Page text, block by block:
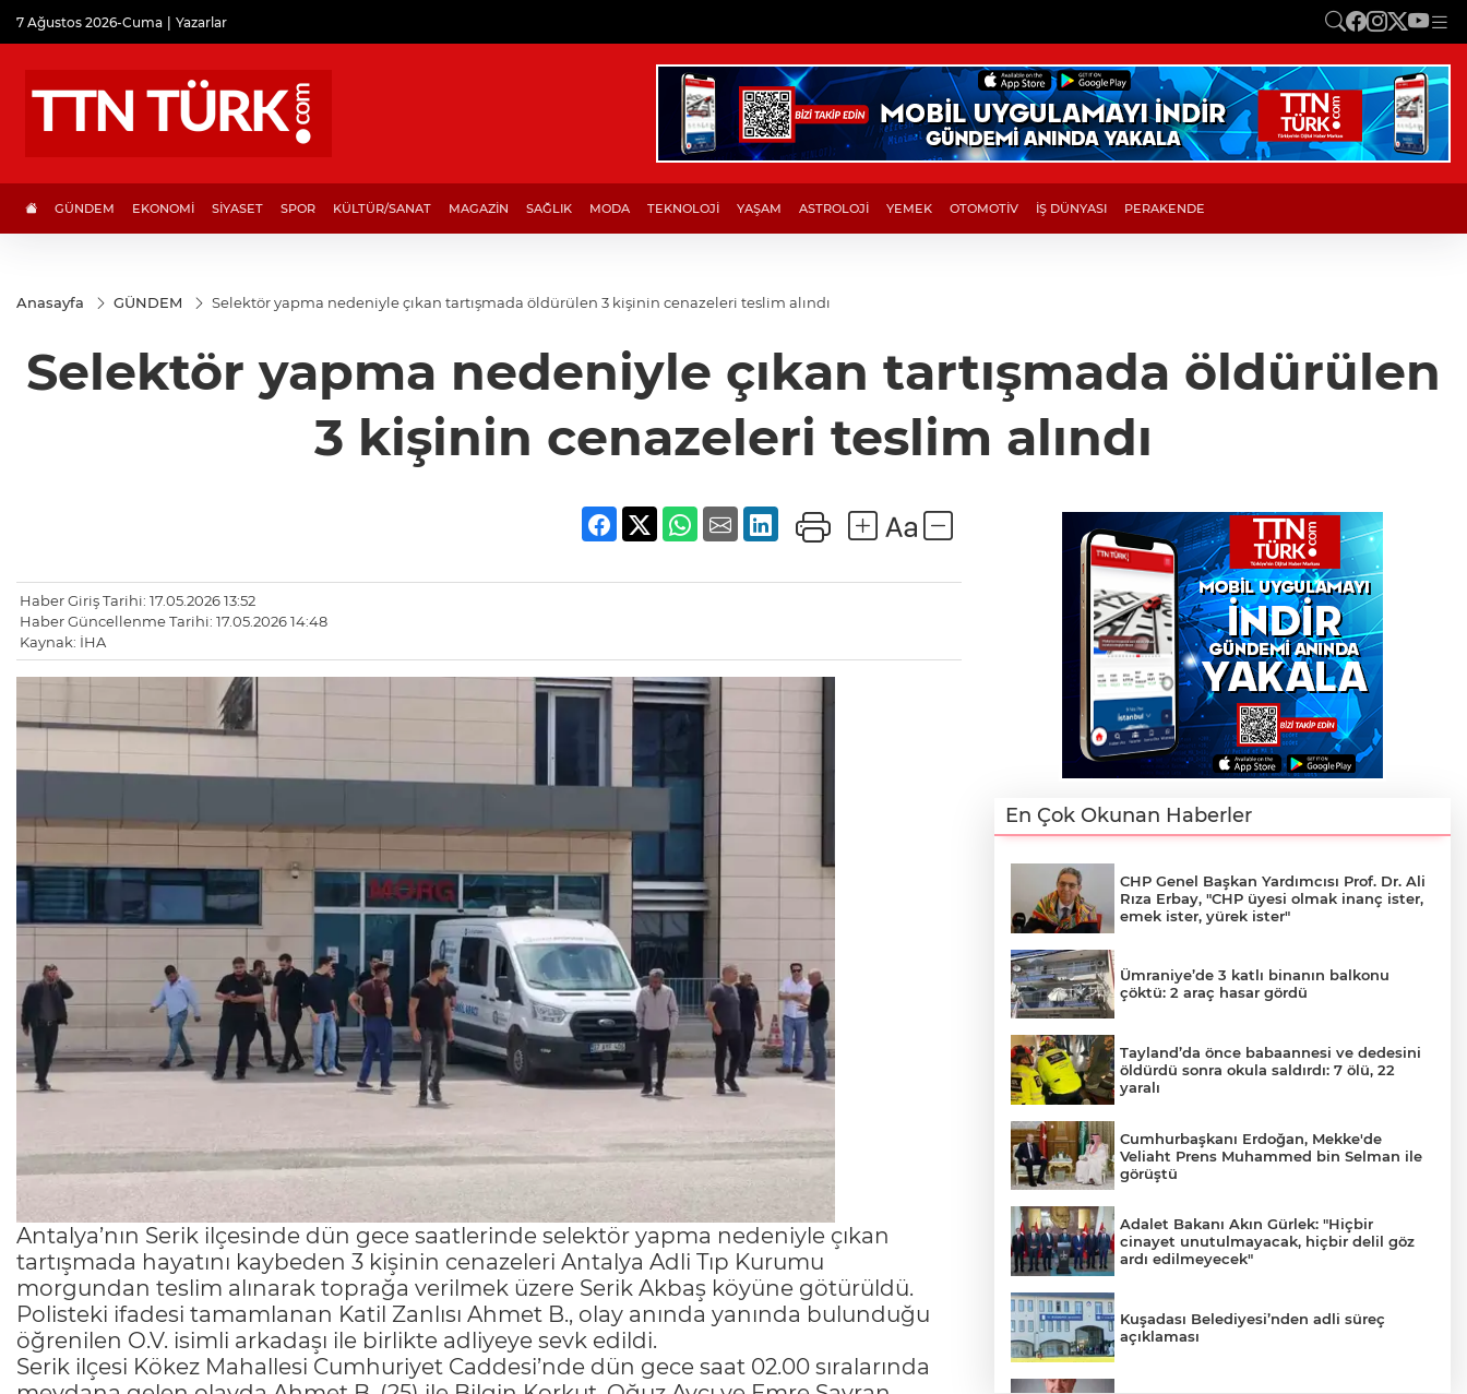
7 Ağustos 2026-Cuma Yazarlar
GÜNDEM EKONOMİ SİYASET SPOR KÜLTÜR/SANAT MAGAZİN SAĞLIK MODA TEKNOLOJİ YAŞAM ASTROLOJİ YEMEK OTOMOTİV İŞ DÜNYASI PERAKENDE
Anasayfa GÜNDEM Selektör yapma nedeniyle çıkan tartışmada öldürülen 3 kişinin cenazeleri teslim alındı
Selektör yapma nedeniyle çıkan tartışmada öldürülen
3 kişinin cenazeleri teslim alındı
Haber Giriş Tarihi: 17.05.2026 13:52
Haber Güncellenme Tarihi: 17.05.2026 14:48
Kaynak: İHA
Antalya’nın Serik ilçesinde dün gece saatlerinde selektör yapma nedeniyle çıkan
tartışmada hayatını kaybeden 3 kişinin cenazeleri Antalya Adli Tıp Kurumu
morgundan teslim alınarak toprağa verilmek üzere Serik Akbaş köyüne götürüldü.
Polisteki ifadesi tamamlanan Katil Zanlısı Ahmet B., olay anında yanında bulunduğu
öğrenilen O.V. isimli arkadaşı ile birlikte adliyeye sevk edildi.
Serik ilçesi Kökez Mahallesi Cumhuriyet Caddesi’nde dün gece saat 02.00 sıralarında
En Çok Okunan Haberler
CHP Genel Başkan Yardımcısı Prof. Dr. Ali
Rıza Erbay, "CHP üyesi olmak inanç ister,
emek ister, yürek ister"
Ümraniye’de 3 katlı binanın balkonu
çöktü: 2 araç hasar gördü
Tayland’da önce babaannesi ve dedesini
öldürdü sonra okula saldırdı: 7 ölü, 22
yaralı
Cumhurbaşkanı Erdoğan, Mekke'de
Veliaht Prens Muhammed bin Selman ile
görüştü
Adalet Bakanı Akın Gürlek: "Hiçbir
cinayet unutulmayacak, hiçbir delil göz
ardı edilmeyecek"
Kuşadası Belediyesi’nden adli süreç
açıklaması